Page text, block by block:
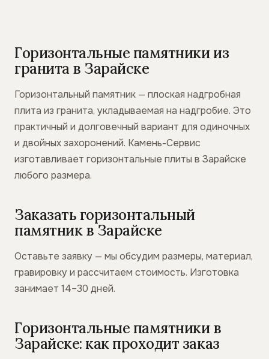
Горизонтальные памятники из
гранита в Зарайске
Горизонтальный памятник — плоская надгробная
плита из гранита, укладываемая на надгробие. Это
практичный и долговечный вариант для одиночных
и двойных захоронений. Камень-Сервис
изготавливает горизонтальные плиты в Зарайске
любого размера.
Заказать горизонтальный
памятник в Зарайске
Оставьте заявку — мы обсудим размеры, материал,
гравировку и рассчитаем стоимость. Изготовка
занимает 14–30 дней.
Горизонтальные памятники в
Зарайске: как проходит заказ